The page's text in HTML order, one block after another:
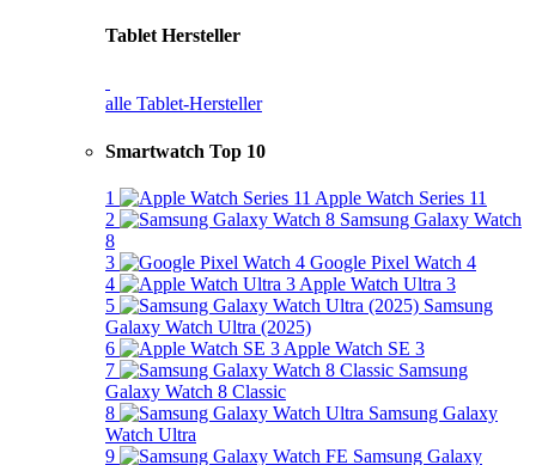
Tablet Hersteller
alle Tablet-Hersteller
Smartwatch Top 10
1
Apple Watch Series 11
2
Samsung Galaxy Watch
8
3
Google Pixel Watch 4
4
Apple Watch Ultra 3
5
Samsung
Galaxy Watch Ultra (2025)
6
Apple Watch SE 3
7
Samsung
Galaxy Watch 8 Classic
8
Samsung Galaxy
Watch Ultra
9
Samsung Galaxy